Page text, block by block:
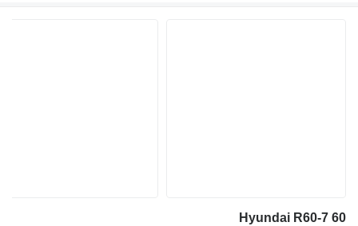
Hyundai R60-7